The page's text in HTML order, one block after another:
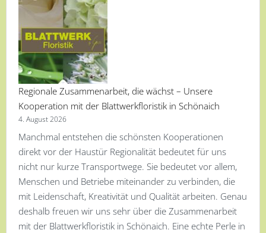
Regionale Zusammenarbeit, die wächst – Unsere
Kooperation mit der Blattwerkfloristik in Schönaich
4. August 2026
Manchmal entstehen die schönsten Kooperationen
direkt vor der Haustür Regionalität bedeutet für uns
nicht nur kurze Transportwege. Sie bedeutet vor allem,
Menschen und Betriebe miteinander zu verbinden, die
mit Leidenschaft, Kreativität und Qualität arbeiten. Genau
deshalb freuen wir uns sehr über die Zusammenarbeit
mit der Blattwerkfloristik in Schönaich. Eine echte Perle in